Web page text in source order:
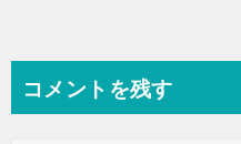
コメントを残す